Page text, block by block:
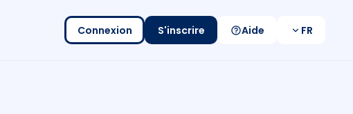
Connexion S'inscrire Aide FR